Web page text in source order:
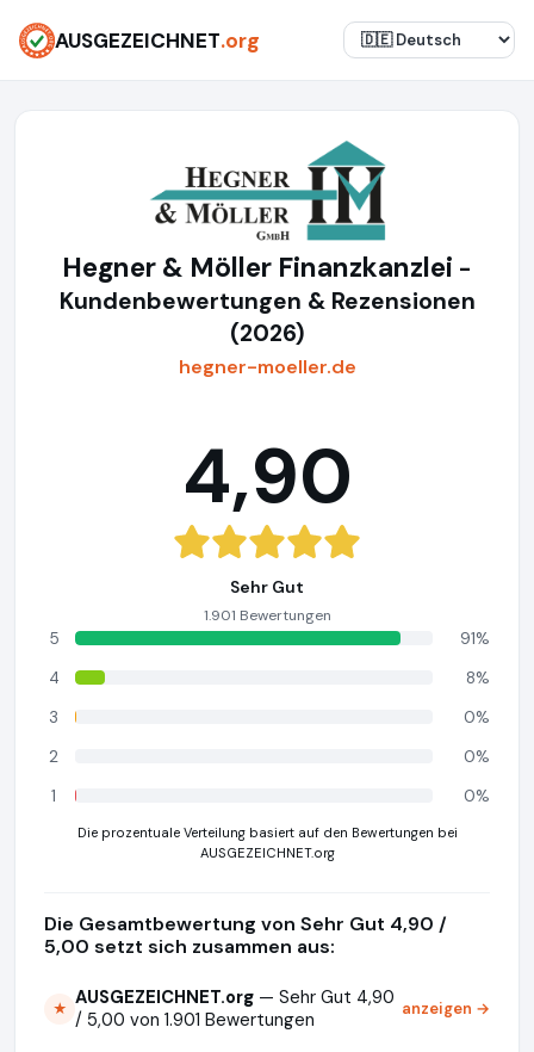
AUSGEZEICHNET.org
Hegner & Möller Finanzkanzlei -
Kundenbewertungen & Rezensionen
(2026)
hegner-moeller.de
4,90
Sehr Gut
1.901 Bewertungen
5
91%
4
8%
3
0%
2
0%
1
0%
Die prozentuale Verteilung basiert auf den Bewertungen bei
AUSGEZEICHNET.org
Die Gesamtbewertung von Sehr Gut 4,90 /
5,00 setzt sich zusammen aus:
★ AUSGEZEICHNET.org — Sehr Gut 4,90
/ 5,00 von 1.901 Bewertungen
anzeigen →